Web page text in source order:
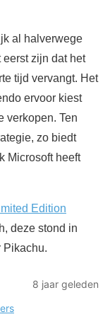
al halverwege
zijn dat het
tijd vervangt. Het
ervoor kiest
verkopen. Ten
zo biedt
Microsoft heeft
Edition
deze stond in
Pikachu.
8 jaar geleden